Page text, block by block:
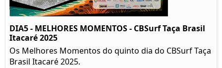
DIA5 - MELHORES MOMENTOS - CBSurf Taça Brasil
Itacaré 2025
Os Melhores Momentos do quinto dia do CBSurf Taça
Brasil Itacaré 2025.